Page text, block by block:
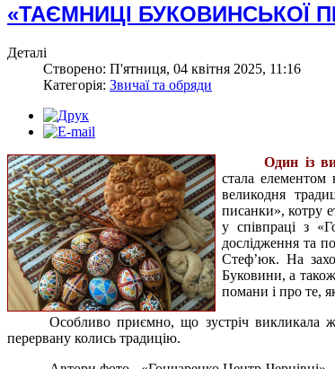
«ТАЄМНИЦІ БУКОВИНСЬКОЇ
Деталі
Створено: П'ятниця, 04 квітня 2025, 11:16
Категорія: Звичаї та обряди
Один із
стала
великодня
писанки», котру
у співпраці з
дослідження та
Стеф’юк. На
Буковини, а
помани і про те,
Особливо приємно, що зустріч викликала
перервану колись традицію.